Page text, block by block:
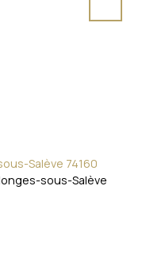
Salève 74160
sous-Salève